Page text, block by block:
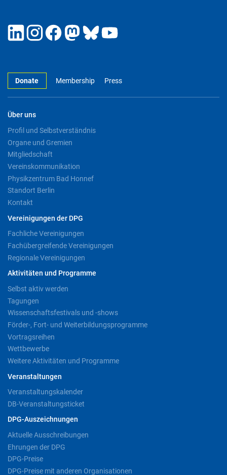
Donate Membership Press
Über uns
Profil und Selbstverständnis
Organe und Gremien
Mitgliedschaft
Vereinskommunikation
Physikzentrum Bad Honnef
Standort Berlin
Kontakt
Vereinigungen der DPG
Fachliche Vereinigungen
Fachübergreifende Vereinigungen
Regionale Vereinigungen
Aktivitäten und Programme
Selbst aktiv werden
Tagungen
Wissenschaftsfestivals und -shows
Förder-, Fort- und Weiterbildungsprogramme
Vortragsreihen
Wettbewerbe
Weitere Aktivitäten und Programme
Veranstaltungen
Veranstaltungskalender
DB-Veranstaltungsticket
DPG-Auszeichnungen
Aktuelle Ausschreibungen
Ehrungen der DPG
DPG-Preise
DPG-Preise mit anderen Organisationen